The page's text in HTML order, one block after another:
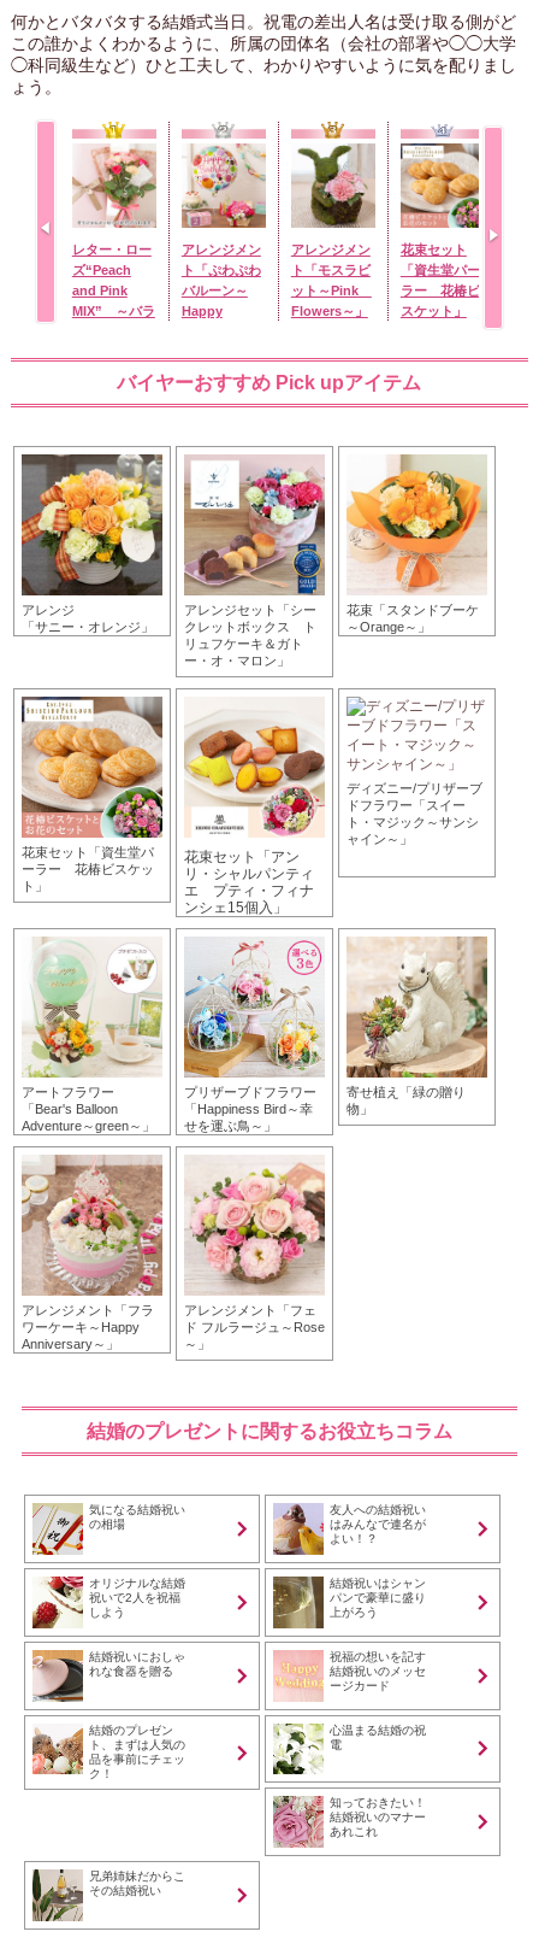
何かとバタバタする結婚式当日。祝電の差出人名は受け取る側がど
この誰かよくわかるように、所属の団体名（会社の部署や◯◯大学
◯科同級生など）ひと工夫して、わかりやすいように気を配りまし
ょう。
レター・ロー
ズ“Peach
and Pink
MIX” ～バラ
アレンジメン
ト「ぷわぷわ
バルーン～
Happy
アレンジメン
ト「モスラビ
ット～Pink
Flowers～」
花束セット
「資生堂パー
ラー 花椿ビ
スケット」
バイヤーおすすめ Pick upアイテム
アレンジ
「サニー・オレンジ」
アレンジセット「シー
クレットボックス ト
リュフケーキ＆ガト
ー・オ・マロン」
花束「スタンドブーケ
～Orange～」
花束セット「資生堂パ
ーラー 花椿ビスケッ
ト」
花束セット「アン
リ・シャルパンティ
エ プティ・フィナ
ンシェ15個入」
ディズニー/プリザーブ
ドフラワー「スイー
ト・マジック～サンシ
ャイン～」
アートフラワー
「Bear's Balloon
Adventure～green～」
プリザーブドフラワー
「Happiness Bird～幸
せを運ぶ鳥～」
寄せ植え「緑の贈り
物」
アレンジメント「フラ
ワーケーキ～Happy
Anniversary～」
アレンジメント「フェ
ド フルラージュ～Rose
～」
結婚のプレゼントに関するお役立ちコラム
気になる結婚祝い
の相場
友人への結婚祝い
はみんなで連名が
よい！？
オリジナルな結婚
祝いで2人を祝福
しよう
結婚祝いはシャン
パンで豪華に盛り
上がろう
結婚祝いにおしゃ
れな食器を贈る
祝福の想いを記す
結婚祝いのメッセ
ージカード
結婚のプレゼン
ト、まずは人気の
品を事前にチェッ
ク！
心温まる結婚の祝
電
知っておきたい！
結婚祝いのマナー
あれこれ
兄弟姉妹だからこ
その結婚祝い